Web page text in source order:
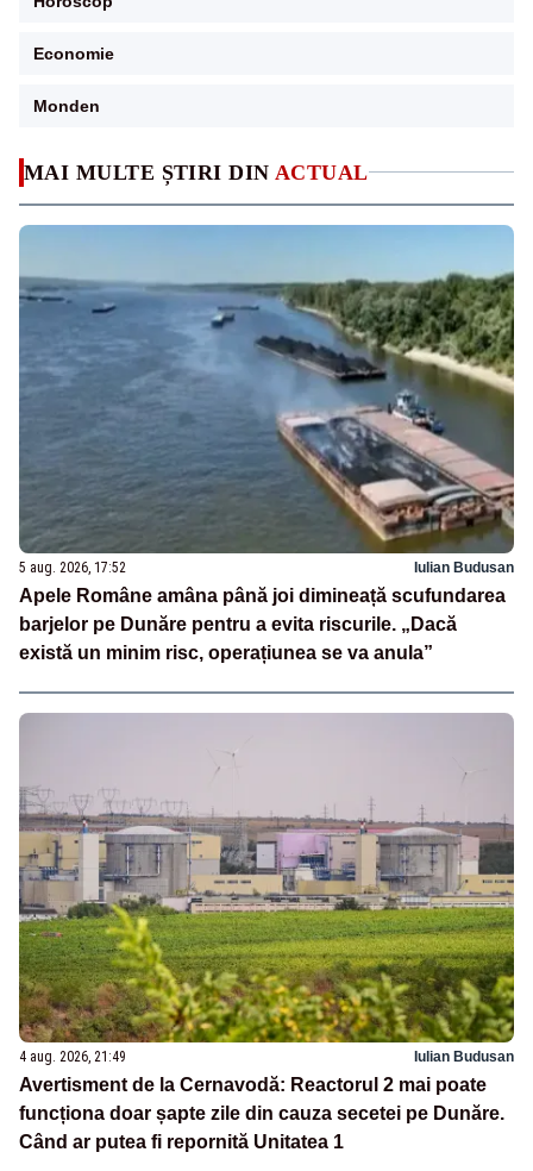
MAI MULTE ȘTIRI DIN ACTUAL
5 aug. 2026, 17:52 Iulian Budusan
Apele Române amâna până joi dimineață scufundarea
barjelor pe Dunăre pentru a evita riscurile. „Dacă
există un minim risc, operațiunea se va anula”
4 aug. 2026, 21:49 Iulian Budusan
Avertisment de la Cernavodă: Reactorul 2 mai poate
funcționa doar șapte zile din cauza secetei pe Dunăre.
Când ar putea fi repornită Unitatea 1
Economie
Monden